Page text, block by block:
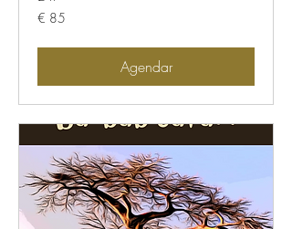
85
Euros
€ 85
Agendar